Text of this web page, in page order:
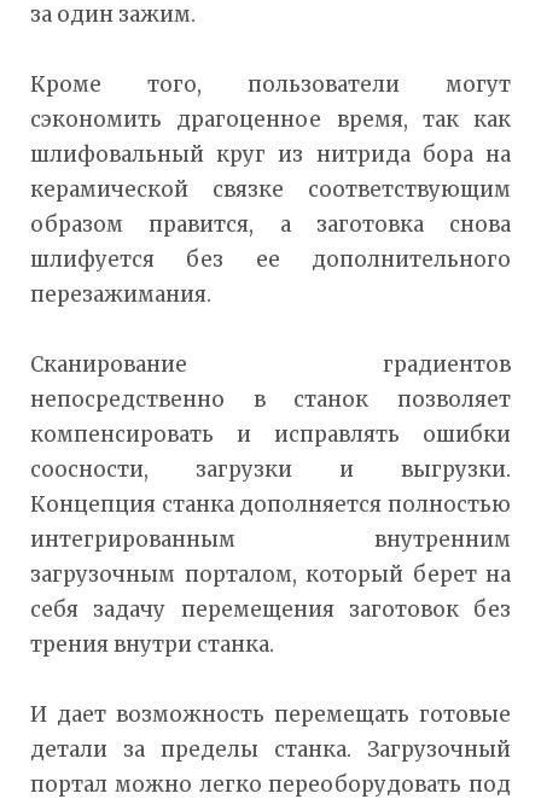
за один зажим.
Кроме того, пользователи могут
сэкономить драгоценное время, так как
шлифовальный круг из нитрида бора на
керамической связке соответствующим
образом правится, а заготовка снова
шлифуется без ее дополнительного
перезажимания.
Сканирование градиентов
непосредственно в станок позволяет
компенсировать и исправлять ошибки
соосности, загрузки и выгрузки.
Концепция станка дополняется полностью
интегрированным внутренним
загрузочным порталом, который берет на
себя задачу перемещения заготовок без
трения внутри станка.
И дает возможность перемещать готовые
детали за пределы станка. Загрузочный
портал можно легко переоборудовать под